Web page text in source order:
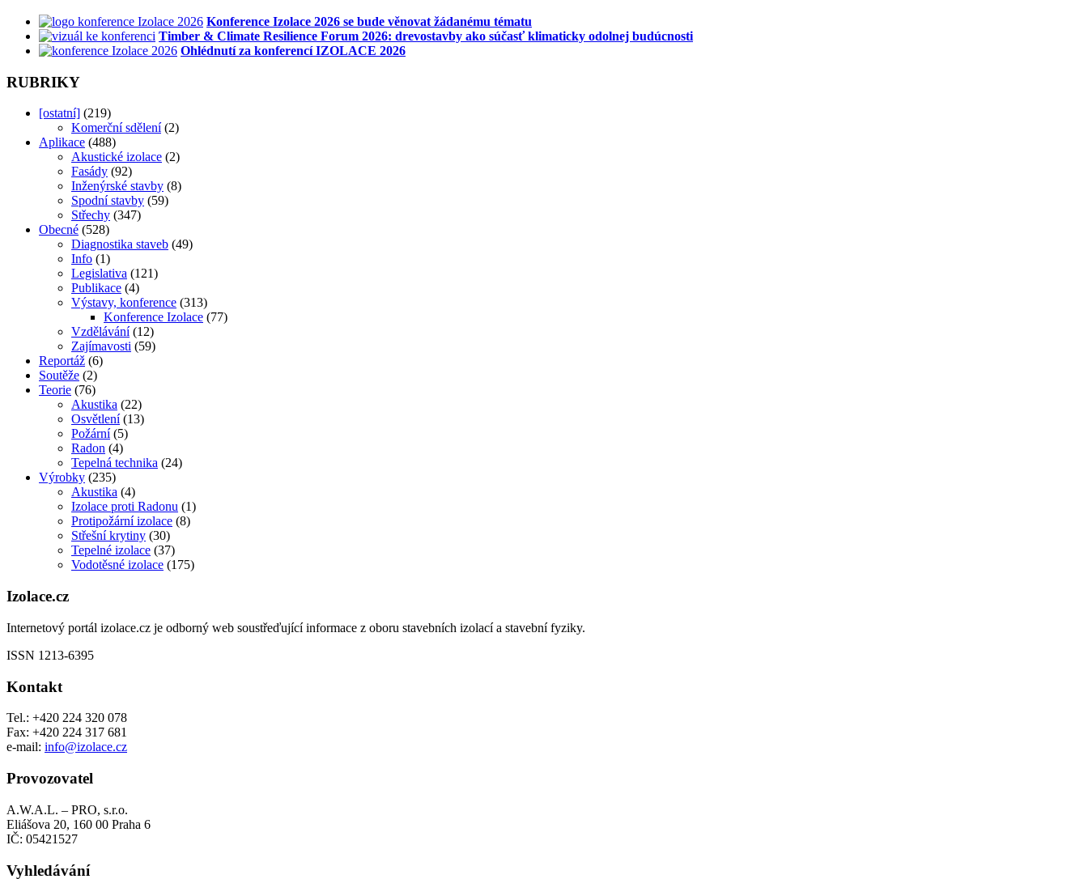
Konference Izolace 2026 se bude věnovat žádanému tématu
Timber & Climate Resilience Forum 2026: drevostavby ako súčasť klimaticky odolnej budúcnosti
Ohlédnutí za konferencí IZOLACE 2026
RUBRIKY
[ostatní] (219)
Komerční sdělení (2)
Aplikace (488)
Akustické izolace (2)
Fasády (92)
Inženýrské stavby (8)
Spodní stavby (59)
Střechy (347)
Obecné (528)
Diagnostika staveb (49)
Info (1)
Legislativa (121)
Publikace (4)
Výstavy, konference (313)
Konference Izolace (77)
Vzdělávání (12)
Zajímavosti (59)
Reportáž (6)
Soutěže (2)
Teorie (76)
Akustika (22)
Osvětlení (13)
Požární (5)
Radon (4)
Tepelná technika (24)
Výrobky (235)
Akustika (4)
Izolace proti Radonu (1)
Protipožární izolace (8)
Střešní krytiny (30)
Tepelné izolace (37)
Vodotěsné izolace (175)
Izolace.cz
Internetový portál izolace.cz je odborný web soustřeďující informace z oboru stavebních izolací a stavební fyziky.
ISSN 1213-6395
Kontakt
Tel.: +420 224 320 078
Fax: +420 224 317 681
e-mail: info@izolace.cz
Provozovatel
A.W.A.L. – PRO, s.r.o.
Eliášova 20, 160 00 Praha 6
IČ: 05421527
Vyhledávání